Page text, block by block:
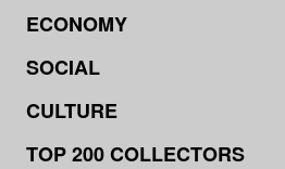
ECONOMY
SOCIAL
CULTURE
TOP 200 COLLECTORS